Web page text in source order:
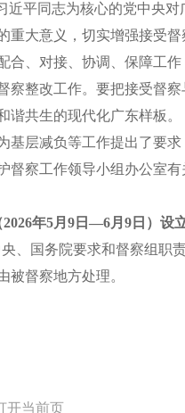
近平同志为核心的党中央对
大意义，切实增强接受
、对接、协调、保障工
整改工作。要把接受督
共生的现代化广东样板。
层减负等工作提出了要
察工作领导小组办公室有
2026年5月 9 日 —6月 9 日）设
、国务院要求和督察组职
督察地方处理。
开当前页